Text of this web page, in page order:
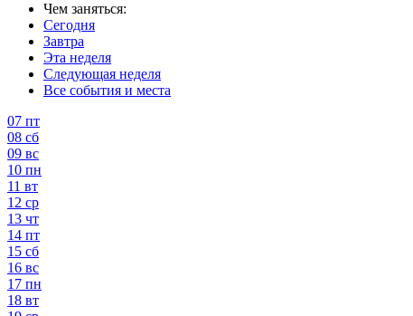
Чем заняться:
Сегодня
Завтра
Эта неделя
Следующая неделя
Все события и места
07 пт
08 сб
09 вс
10 пн
11 вт
12 ср
13 чт
14 пт
15 сб
16 вс
17 пн
18 вт